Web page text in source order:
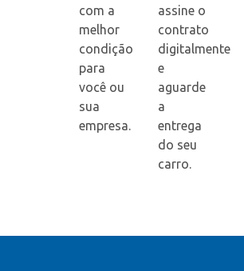
com a
melhor
condição
para
você ou
sua
empresa.
assine o
contrato
digitalmente
e
aguarde
a
entrega
do seu
carro.